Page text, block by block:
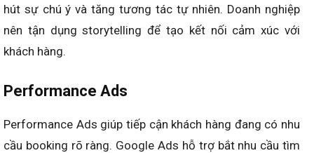
hút sự chú ý và tăng tương tác tự nhiên. Doanh nghiệp
nên tận dụng storytelling để tạo kết nối cảm xúc với
khách hàng.
Performance Ads
Performance Ads giúp tiếp cận khách hàng đang có nhu
cầu booking rõ ràng. Google Ads hỗ trợ bắt nhu cầu tìm